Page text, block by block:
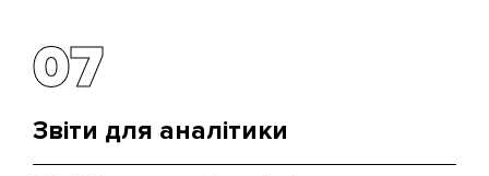
07
07
Звіти для аналітики